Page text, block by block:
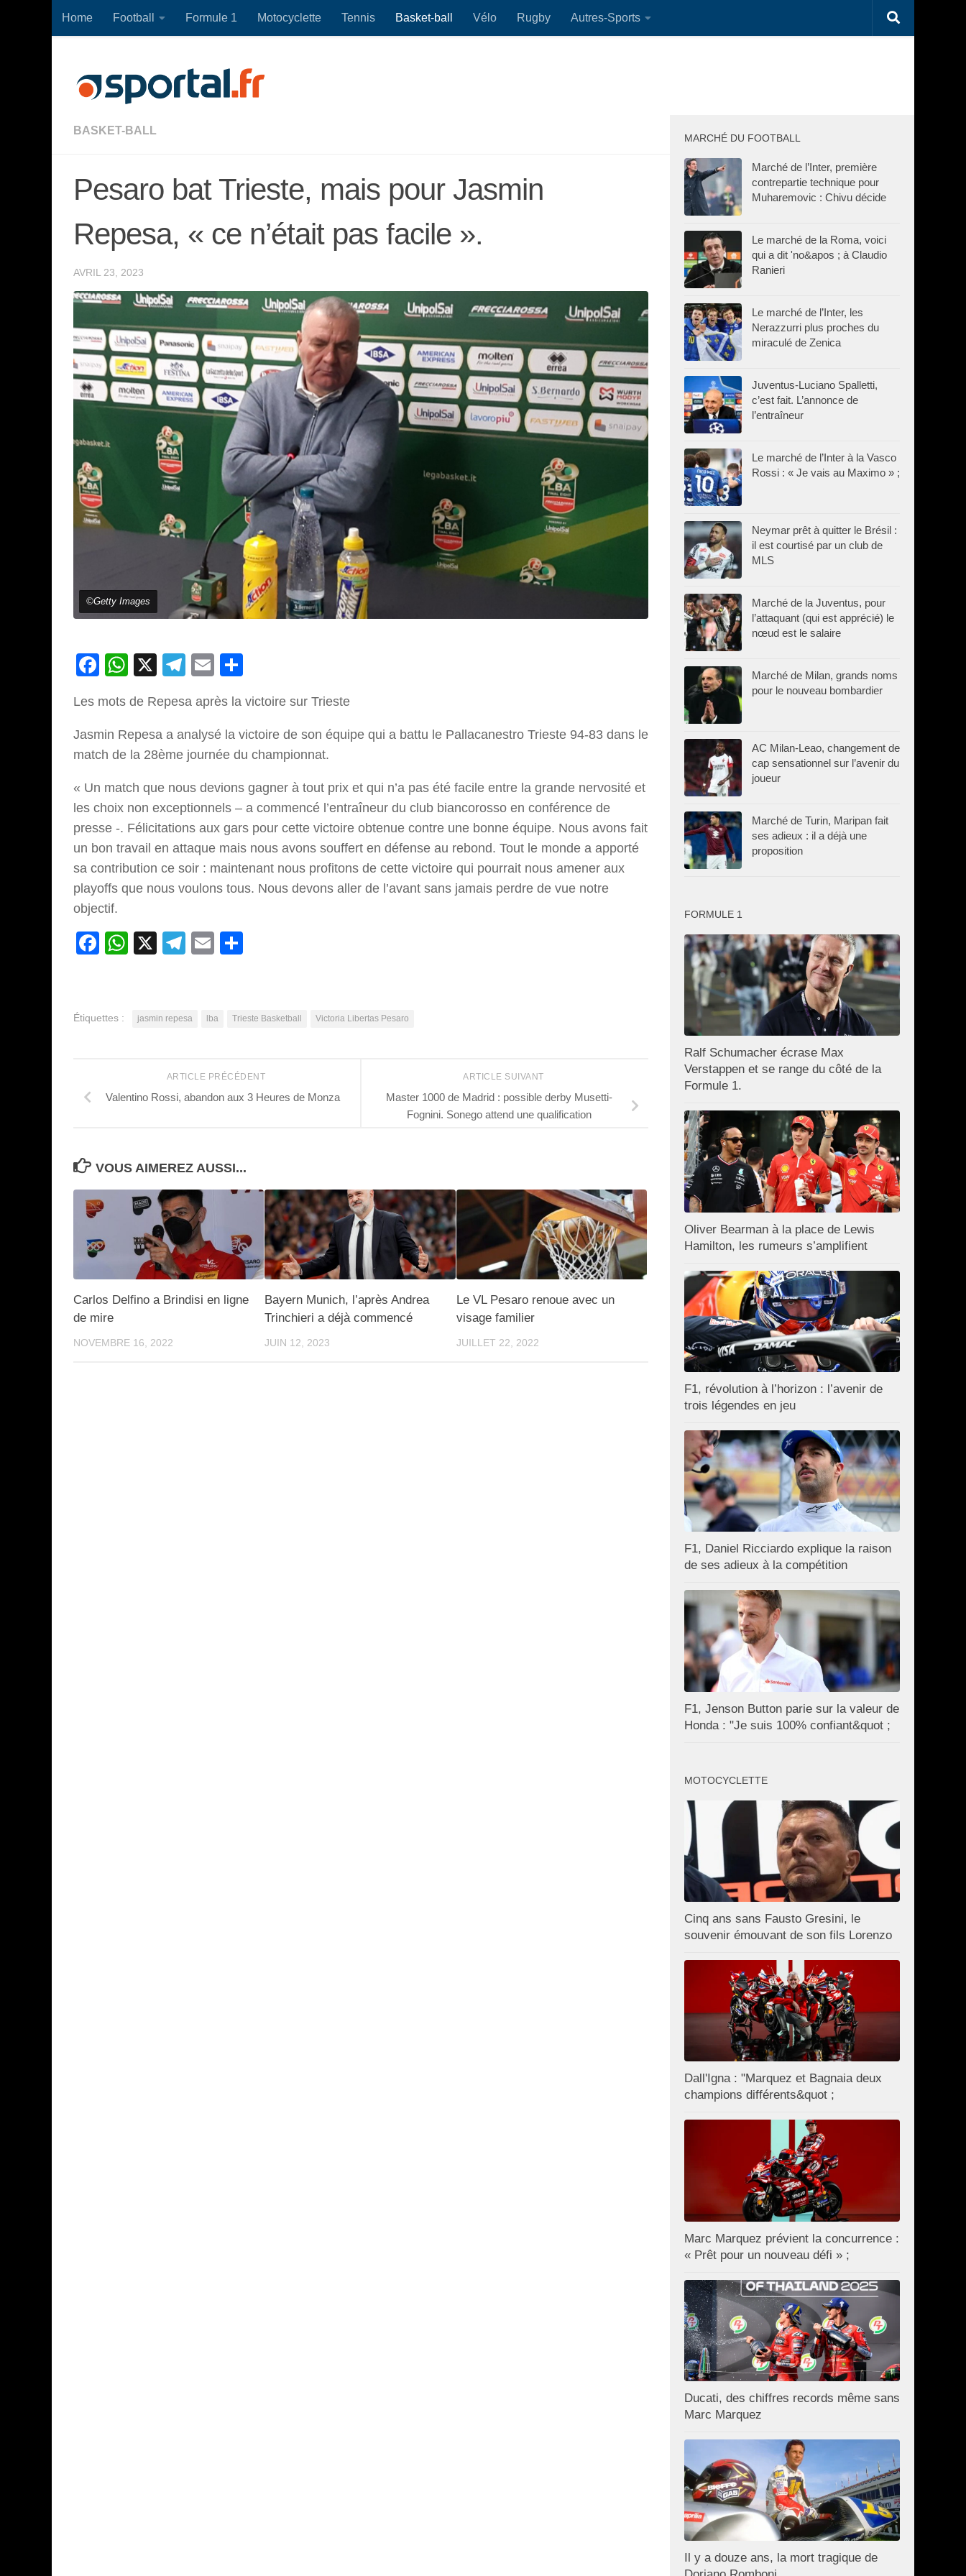
Skip to content
Home Football Formule 1 Motocyclette Tennis Basket-ball Vélo Rugby Autres-Sports
BASKET-BALL
Pesaro bat Trieste, mais pour Jasmin
Repesa, « ce n’était pas facile ».
AVRIL 23, 2023
©Getty Images
Facebook
WhatsApp
X Telegram
Email
Les mots de Repesa après la victoire sur Trieste
Jasmin Repesa a analysé la victoire de son équipe qui a battu le Pallacanestro Trieste 94-83 dans le
match de la 28ème journée du championnat.
« Un match que nous devions gagner à tout prix et qui n’a pas été facile entre la grande nervosité et
les choix non exceptionnels – a commencé l’entraîneur du club biancorosso en conférence de
presse -. Félicitations aux gars pour cette victoire obtenue contre une bonne équipe. Nous avons fait
un bon travail en attaque mais nous avons souffert en défense au rebond. Tout le monde a apporté
sa contribution ce soir : maintenant nous profitons de cette victoire qui pourrait nous amener aux
playoffs que nous voulons tous. Nous devons aller de l’avant sans jamais perdre de vue notre
objectif.
Facebook
WhatsApp
X Telegram
Email
Étiquettes : jasmin repesa lba Trieste Basketball Victoria Libertas Pesaro
ARTICLE SUIVANT
Master 1000 de Madrid : possible derby Musetti-
Fognini. Sonego attend une qualification
ARTICLE PRÉCÉDENT
Valentino Rossi, abandon aux 3 Heures de Monza
VOUS AIMEREZ AUSSI...
Carlos Delfino a Brindisi en ligne
de mire
NOVEMBRE 16, 2022
Bayern Munich, l’après Andrea
Trinchieri a déjà commencé
JUIN 12, 2023
Le VL Pesaro renoue avec un
visage familier
JUILLET 22, 2022
MARCHÉ DU FOOTBALL
Marché de l’Inter, première
contrepartie technique pour
Muharemovic : Chivu décide
Le marché de la Roma, voici
qui a dit 'no&apos ; à Claudio
Ranieri
Le marché de l’Inter, les
Nerazzurri plus proches du
miraculé de Zenica
Juventus-Luciano Spalletti,
c’est fait. L’annonce de
l’entraîneur
Le marché de l’Inter à la Vasco
Rossi : « Je vais au Maximo » ;
Neymar prêt à quitter le Brésil :
il est courtisé par un club de
MLS
Marché de la Juventus, pour
l’attaquant (qui est apprécié) le
nœud est le salaire
Marché de Milan, grands noms
pour le nouveau bombardier
AC Milan-Leao, changement de
cap sensationnel sur l’avenir du
joueur
Marché de Turin, Maripan fait
ses adieux : il a déjà une
proposition
FORMULE 1
Ralf Schumacher écrase Max
Verstappen et se range du côté de la
Formule 1.
Oliver Bearman à la place de Lewis
Hamilton, les rumeurs s’amplifient
F1, révolution à l’horizon : l’avenir de
trois légendes en jeu
F1, Daniel Ricciardo explique la raison
de ses adieux à la compétition
F1, Jenson Button parie sur la valeur de
Honda : "Je suis 100% confiant&quot ;
MOTOCYCLETTE
Cinq ans sans Fausto Gresini, le
souvenir émouvant de son fils Lorenzo
Dall'Igna : "Marquez et Bagnaia deux
champions différents&quot ;
Marc Marquez prévient la concurrence :
« Prêt pour un nouveau défi » ;
Ducati, des chiffres records même sans
Marc Marquez
Il y a douze ans, la mort tragique de